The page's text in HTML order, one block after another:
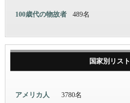
100歳代の物故者 489名
国家別リスト
アメリカ人 3780名